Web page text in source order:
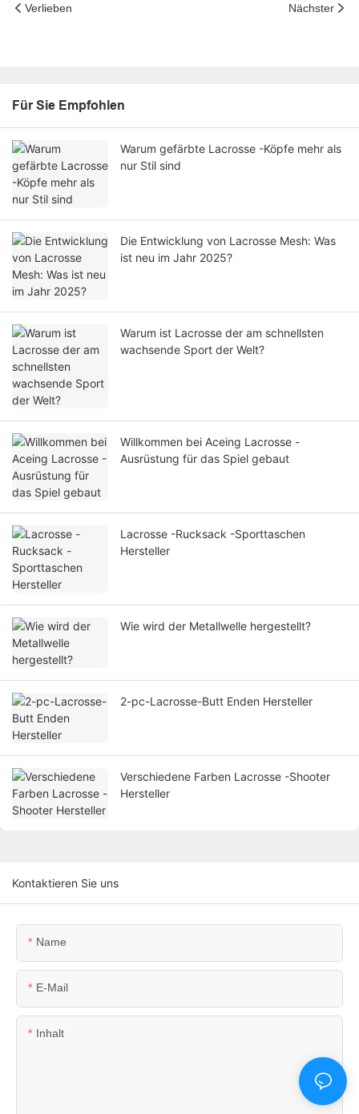
Verlieben Nächster
Für Sie Empfohlen
Warum gefärbte Lacrosse -Köpfe mehr als
nur Stil sind
Die Entwicklung von Lacrosse Mesh: Was
ist neu im Jahr 2025?
Warum ist Lacrosse der am schnellsten
wachsende Sport der Welt?
Willkommen bei Aceing Lacrosse -
Ausrüstung für das Spiel gebaut
Lacrosse -Rucksack -Sporttaschen
Hersteller
Wie wird der Metallwelle hergestellt?
2-pc-Lacrosse-Butt Enden Hersteller
Verschiedene Farben Lacrosse -Shooter
Hersteller
Kontaktieren Sie uns
Name
E-Mail
Inhalt